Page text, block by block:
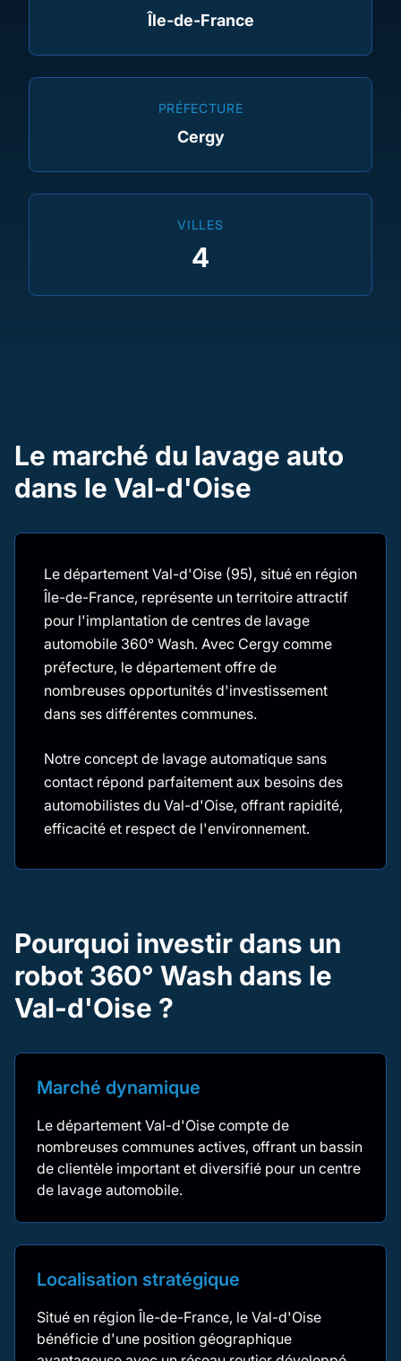
Île-de-France
PRÉFECTURE
Cergy
VILLES
4
Le marché du lavage auto
dans le Val-d'Oise
Le département Val-d'Oise (95), situé en région
Île-de-France, représente un territoire attractif
pour l'implantation de centres de lavage
automobile 360° Wash. Avec Cergy comme
préfecture, le département offre de
nombreuses opportunités d'investissement
dans ses différentes communes.
Notre concept de lavage automatique sans
contact répond parfaitement aux besoins des
automobilistes du Val-d'Oise, offrant rapidité,
efficacité et respect de l'environnement.
Pourquoi investir dans un
robot 360° Wash dans le
Val-d'Oise ?
Marché dynamique
Le département Val-d'Oise compte de
nombreuses communes actives, offrant un bassin
de clientèle important et diversifié pour un centre
de lavage automobile.
Localisation stratégique
Situé en région Île-de-France, le Val-d'Oise
bénéficie d'une position géographique